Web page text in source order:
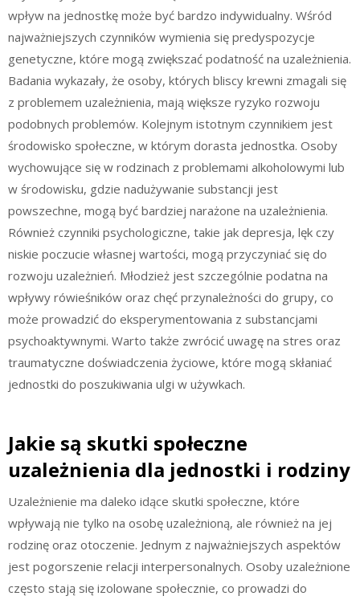
wpływ na jednostkę może być bardzo indywidualny. Wśród
najważniejszych czynników wymienia się predyspozycje
genetyczne, które mogą zwiększać podatność na uzależnienia.
Badania wykazały, że osoby, których bliscy krewni zmagali się
z problemem uzależnienia, mają większe ryzyko rozwoju
podobnych problemów. Kolejnym istotnym czynnikiem jest
środowisko społeczne, w którym dorasta jednostka. Osoby
wychowujące się w rodzinach z problemami alkoholowymi lub
w środowisku, gdzie nadużywanie substancji jest
powszechne, mogą być bardziej narażone na uzależnienia.
Również czynniki psychologiczne, takie jak depresja, lęk czy
niskie poczucie własnej wartości, mogą przyczyniać się do
rozwoju uzależnień. Młodzież jest szczególnie podatna na
wpływy rówieśników oraz chęć przynależności do grupy, co
może prowadzić do eksperymentowania z substancjami
psychoaktywnymi. Warto także zwrócić uwagę na stres oraz
traumatyczne doświadczenia życiowe, które mogą skłaniać
jednostki do poszukiwania ulgi w używkach.
Jakie są skutki społeczne
uzależnienia dla jednostki i rodziny
Uzależnienie ma daleko idące skutki społeczne, które
wpływają nie tylko na osobę uzależnioną, ale również na jej
rodzinę oraz otoczenie. Jednym z najważniejszych aspektów
jest pogorszenie relacji interpersonalnych. Osoby uzależnione
często stają się izolowane społecznie, co prowadzi do